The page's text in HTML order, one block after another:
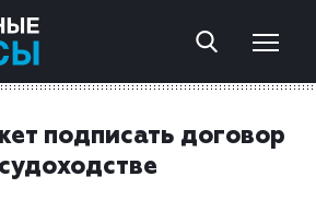
подписать договор